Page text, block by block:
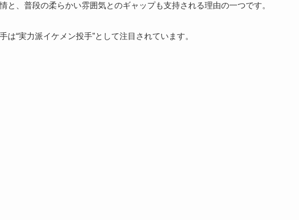
と、普段の柔らかい雰囲気とのギャップも支持される理由の一つです。
は“実力派イケメン投手”として注目されています。